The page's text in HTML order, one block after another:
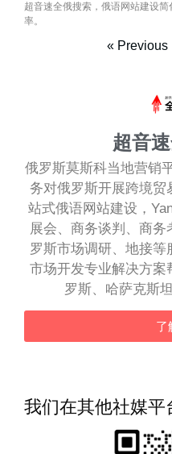
超音速全俄搜索，俄语网站建设
率。
« Previous
超音
俄罗斯莫斯科当地营销
务对俄罗斯开展跨境贸
站式俄语网站建设，
展会、商务谈判、商
罗斯市场调研、地接
市场开发专业解决方案
罗斯、哈萨克斯
了
我们在其他社媒平